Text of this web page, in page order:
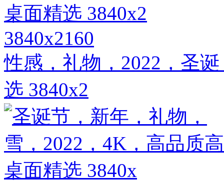
3840x2160
性感，礼物，2022，圣
选 3840x2